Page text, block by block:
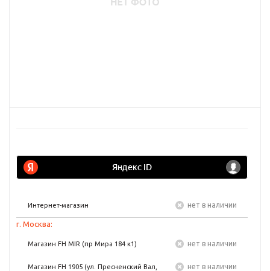
Интернет-магазин Нет в наличии
г. Москва:
Магазин FH MIR (пр Мира 184 к1) Нет в наличии
Магазин FH 1905 (ул. Пресненский Вал,
Нет в наличии